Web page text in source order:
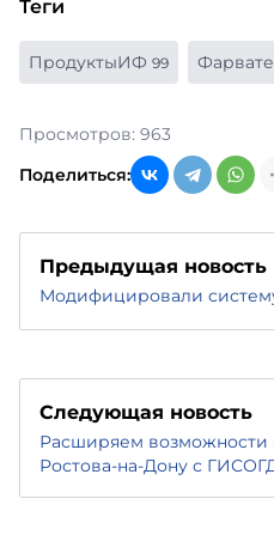
Теги
ПродуктыИФ 99
Просмотров: 963
Поделиться:
Предыдущая новость
Модифицировали
Следующая новость
Расширяем
Ростова-на-Дону с